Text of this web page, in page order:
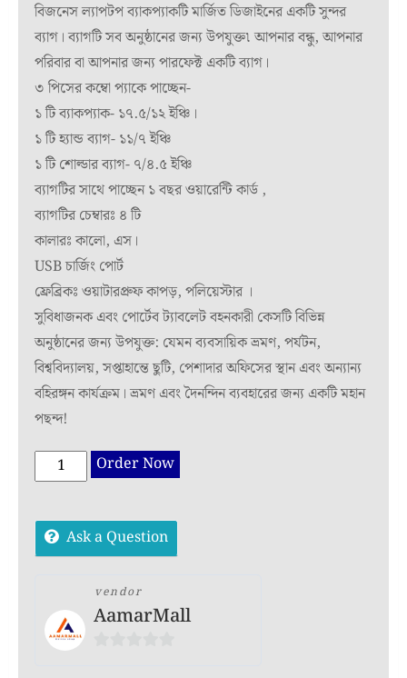
বিজনেস ল্যাপটপ ব্যাকপ্যাকটি মার্জিত ডিজাইনের একটি সুন্দর
ব্যাগ। ব্যাগটি সব অনুষ্ঠানের জন্য উপযুক্ত৷ আপনার বন্ধু, আপনার
পরিবার বা আপনার জন্য পারফেক্ট একটি ব্যাগ।
৩ পিসের কম্বো প্যাকে পাচ্ছেন-
১ টি ব্যাকপ্যাক- ১৭.৫/১২ ইঞ্চি।
১ টি হ্যান্ড ব্যাগ- ১১/৭ ইঞ্চি
১ টি শোল্ডার ব্যাগ- ৭/৪.৫ ইঞ্চি
ব্যাগটির সাথে পাচ্ছেন ১ বছর ওয়ারেন্টি কার্ড ,
ব্যাগটির চেম্বারঃ ৪ টি
কালারঃ কালো, এস।
USB চার্জিং পোর্ট
ফ্রেব্রিকঃ ওয়াটারপ্রুফ কাপড়, পলিয়েস্টার ।
সুবিধাজনক এবং পোর্টেব ট্যাবলেট বহনকারী কেসটি বিভিন্ন
অনুষ্ঠানের জন্য উপযুক্ত: যেমন ব্যবসায়িক ভ্রমণ, পর্যটন,
বিশ্ববিদ্যালয়, সপ্তাহান্তে ছুটি, পেশাদার অফিসের স্থান এবং অন্যান্য
বহিরঙ্গন কার্যক্রম। ভ্রমণ এবং দৈনন্দিন ব্যবহারের জন্য একটি মহান
পছন্দ!
Pics
Combo
Pack
Stylish
Order Now
Ask a Question
vendor
AamarMall